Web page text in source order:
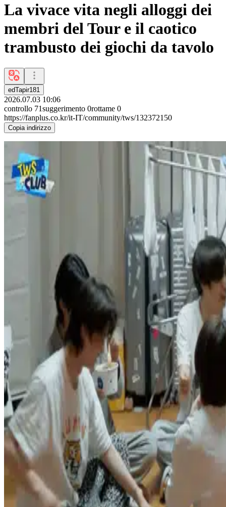
La vivace vita negli alloggi dei
membri del Tour e il caotico
trambusto dei giochi da tavolo
edTapir181
2026.07.03 10:06
controllo 71suggerimento 0rottame 0
https://fanplus.co.kr/it-IT/community/tws/132372150
Copia indirizzo